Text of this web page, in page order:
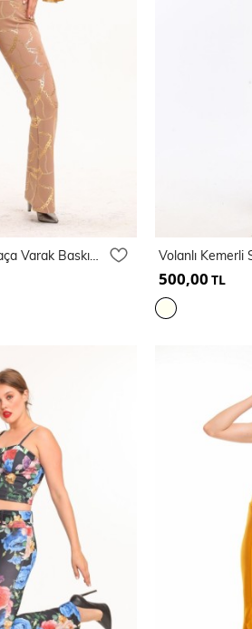
Vizon Gümüş İspanyol Paça Varak Baskılı Scuba Pantolon
500,00 TL